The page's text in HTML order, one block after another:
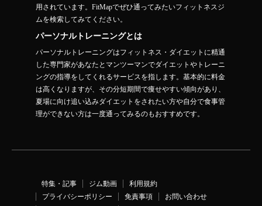
用されています。FitMapでぜひ通ってみたいフィットネスジ
ムを検索してみてください。
パーソナルトレーニングとは
パーソナルトレーニングはフィットネス・ダイエットに精通
した専門家があなたとマンツーマンでダイエットやトレーニ
ングの指導をしてくれるサービスを指します。基本的に料金
は高くなりますが、その分短期間で痩せやすい傾向があり、
夏場に向け追い込みダイエットをされたい方や自分で食事管
理ができない方は一度通ってみるのもおすすめです。
特集・記事 ジム動画
利用規約
プライバシーポリシー
免責事項
お問い合わせ